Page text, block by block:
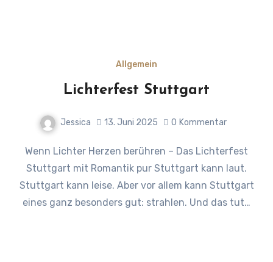
Allgemein
Lichterfest Stuttgart
Jessica 13. Juni 2025 0 Kommentar
Wenn Lichter Herzen berühren – Das Lichterfest
Stuttgart mit Romantik pur Stuttgart kann laut.
Stuttgart kann leise. Aber vor allem kann Stuttgart
eines ganz besonders gut: strahlen. Und das tut…